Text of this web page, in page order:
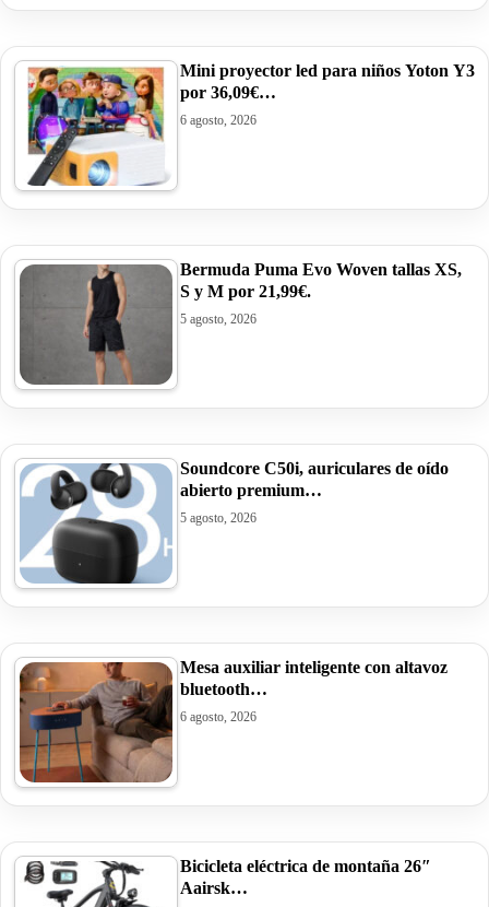
Mini proyector led para niños Yoton Y3
por 36,09€…
6 agosto, 2026
Bermuda Puma Evo Woven tallas XS,
S y M por 21,99€.
5 agosto, 2026
Soundcore C50i, auriculares de oído
abierto premium…
5 agosto, 2026
Mesa auxiliar inteligente con altavoz
bluetooth…
6 agosto, 2026
Bicicleta eléctrica de montaña 26″
Aairsk…